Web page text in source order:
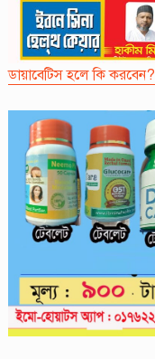
ডায়াবেট্সি হলে কি করবেন?